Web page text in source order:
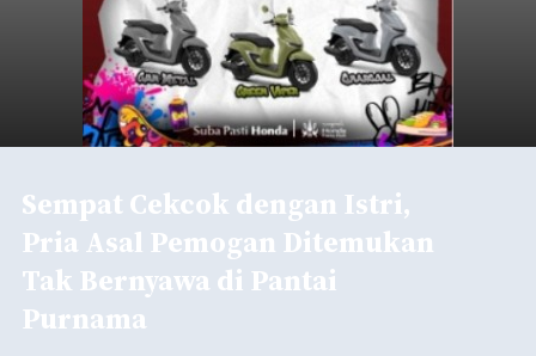
Sempat Cekcok dengan Istri,
Pria Asal Pemogan Ditemukan
Tak Bernyawa di Pantai
Purnama